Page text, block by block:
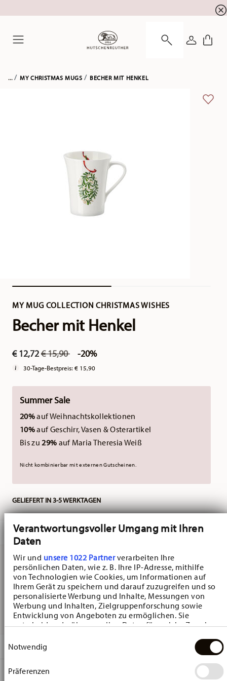
Verantwortungsvoller Umgang mit Ihren
Daten
Wir und unsere 1022 Partnerverarbeiten Ihre
persönlichen Daten, wie z. B. Ihre IP-Adresse, mithilfe
von Technologien wie Cookies, um Informationen auf
Ihrem Gerät zu speichern und darauf zuzugreifen und so
personalisierte Werbung und Inhalte, Messungen von
Werbung und Inhalten, Zielgruppenforschung sowie
Entwicklung von Angeboten zu ermöglichen. Sie
entscheiden darüber, wer Ihre Daten für welche Zwecke
Cookie-Erklärung oder durch Klicken auf das Privacy
Trigger Symbol ändern oder widerrufen
Wenn Sie es erlauben, würden wir auch gerne:
Notwendig
Präferenzen
... MY CHRISTMAS MUGS BECHER MIT HENKEL
MY MUG COLLECTION CHRISTMAS WISHES
Becher mit Henkel
€ 12,72Price reduced from
€ 15,90to -20%
30-Tage-Bestpreis:€ 15,90
Summer Sale
20%auf Weihnachtskollektionen
10%auf Geschirr, Vasen & Osterartikel
Bis zu29% auf Maria Theresia Weiß
Nicht kombinierbar mit externen Gutscheinen.
GELIEFERT IN 3-5 WERKTAGEN
ADD
BESCHREIBUNG
Hutschenreuther My Christmas Mug Christmas wishes
Becher - Konisch - Ø 8,8 cm - h 11,5 cm - 0,400 l, Bone
China Multicolor
DETAILS
MAßE